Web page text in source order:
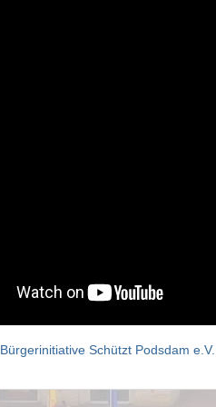
Bürgerinitiative Schützt Podsdam e.V.